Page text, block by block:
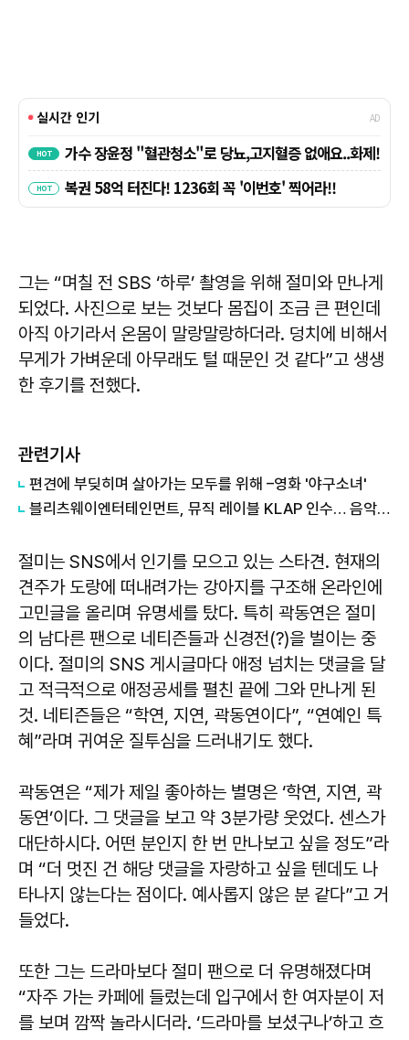
그는 “며칠 전 SBS ‘하루’ 촬영을 위해 절미와 만나게
되었다. 사진으로 보는 것보다 몸집이 조금 큰 편인데
아직 아기라서 온몸이 말랑말랑하더라. 덩치에 비해서
무게가 가벼운데 아무래도 털 때문인 것 같다”고 생생
한 후기를 전했다.
관련기사
편견에 부딪히며 살아가는 모두를 위해 –영화 '야구소녀'
블리츠웨이엔터테인먼트, 뮤직 레이블 KLAP 인수… 음악 산업 본격 진출
절미는 SNS에서 인기를 모으고 있는 스타견. 현재의
견주가 도랑에 떠내려가는 강아지를 구조해 온라인에
고민글을 올리며 유명세를 탔다. 특히 곽동연은 절미
의 남다른 팬으로 네티즌들과 신경전(?)을 벌이는 중
이다. 절미의 SNS 게시글마다 애정 넘치는 댓글을 달
고 적극적으로 애정공세를 펼친 끝에 그와 만나게 된
것. 네티즌들은 “학연, 지연, 곽동연이다”, “연예인 특
혜”라며 귀여운 질투심을 드러내기도 했다.
곽동연은 “제가 제일 좋아하는 별명은 ‘학연, 지연, 곽
동연’이다. 그 댓글을 보고 약 3분가량 웃었다. 센스가
대단하시다. 어떤 분인지 한 번 만나보고 싶을 정도”라
며 “더 멋진 건 해당 댓글을 자랑하고 싶을 텐데도 나
타나지 않는다는 점이다. 예사롭지 않은 분 같다”고 거
들었다.
또한 그는 드라마보다 절미 팬으로 더 유명해졌다며
“자주 가는 카페에 들렀는데 입구에서 한 여자분이 저
를 보며 깜짝 놀라시더라. ‘드라마를 보셨구나’하고 흐